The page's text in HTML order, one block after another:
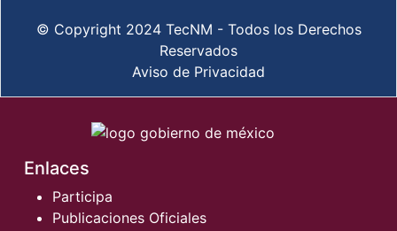
© Copyright 2024 TecNM - Todos los Derechos
Reservados
Aviso de Privacidad
Enlaces
Participa
Publicaciones Oficiales